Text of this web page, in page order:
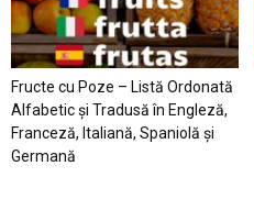
Fructe cu Poze – Listă Ordonată
Alfabetic şi Tradusă în Engleză,
Franceză, Italiană, Spaniolă şi
Germană